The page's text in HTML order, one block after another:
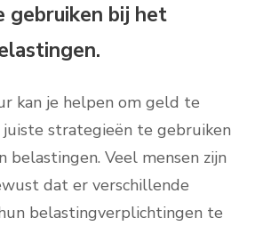
bij het
kan je helpen om geld te
juiste strategieën te gebruiken
belastingen. Veel mensen zijn
dat er verschillende
belastingverplichtingen te